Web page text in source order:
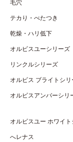
毛穴
テカり・べたつき
乾燥・ハリ低下
オルビスユーシリーズ
リンクルシリーズ
オルビス ブライトシ
オルビスアンバーシリ
オルビスユー ホワイ
へレナス